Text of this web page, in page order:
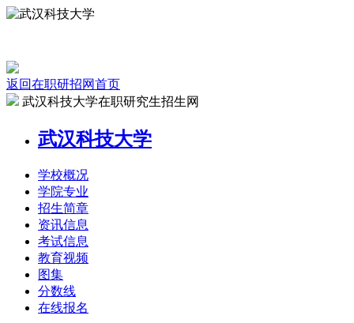
返回在职研招网首页
武汉科技大学在职研究生招生网
武汉科技大学
学校概况
学院专业
招生简章
资讯信息
考试信息
教育视频
图集
分数线
在线报名